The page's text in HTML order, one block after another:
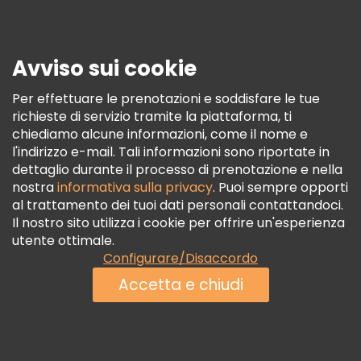
Termini E Condizioni
Informativa Sui Cookie
Freetour Premi
Programma Di Fidelizzazione
Avviso sui cookie
Per effettuare le prenotazioni e soddisfare le tue
richieste di servizio tramite la piattaforma, ti
chiediamo alcune informazioni, come il nome e
l'indirizzo e-mail. Tali informazioni sono riportate in
dettaglio durante il processo di prenotazione e nella
nostrainformativa sulla privacy. Puoi sempre opporti
al trattamento dei tuoi dati personali contattandoci.
Il nostro sito utilizza i cookie per offrire un'esperienza
utente ottimale.
Configurare/Disaccordo
Accetta e chiudi